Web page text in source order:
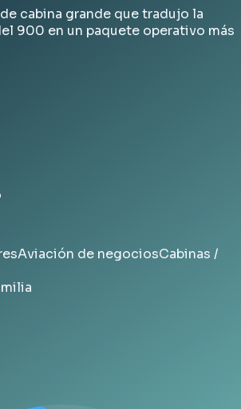
cabina grande que tradujo la
900 en un paquete operativo más
Aviación de negociosCabinas /